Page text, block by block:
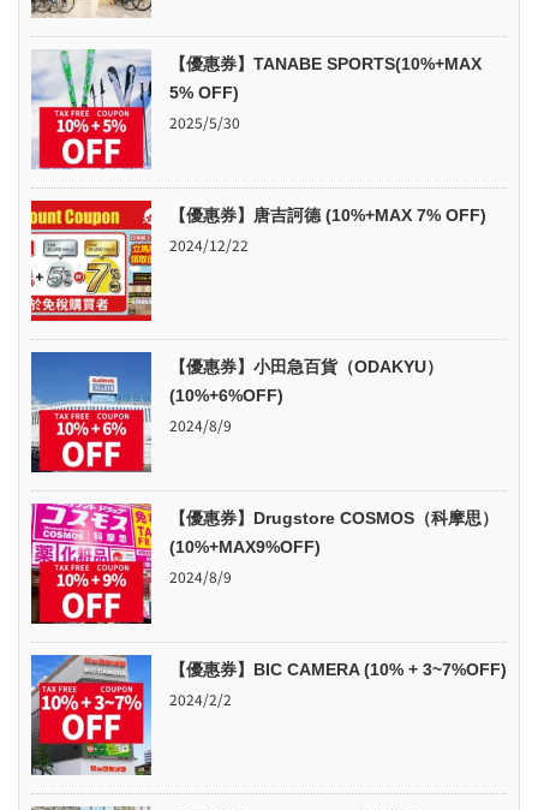
【優惠券】TANABE SPORTS(10%+MAX
5% OFF)
2025/5/30
【優惠券】唐吉訶德 (10%+MAX 7% OFF)
2024/12/22
【優惠券】小田急百貨（ODAKYU）
(10%+6%OFF)
2024/8/9
【優惠券】Drugstore COSMOS（科摩思）
(10%+MAX9%OFF)
2024/8/9
【優惠券】BIC CAMERA (10% + 3~7%OFF)
2024/2/2